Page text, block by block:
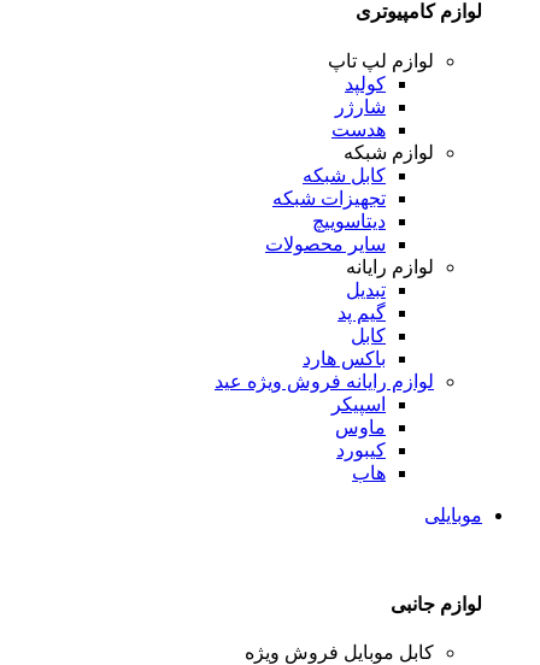
لوازم کامپیوتری
لوازم لپ تاپ
کولپد
شارژر
هدست
لوازم شبکه
کابل شبکه
تجهیزات شبکه
دیتاسوییچ
سایر محصولات
لوازم رایانه
تبدیل
گیم پد
کابل
باکس هارد
لوازم رایانه فروش ویژه عید
اسپیکر
ماوس
کیبورد
هاب
موبایلی
لوازم جانبی
کابل موبایل فروش ویژه